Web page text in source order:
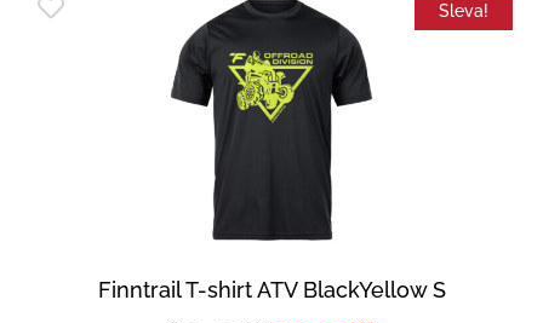
Sleva!
Finntrail T-shirt ATV BlackYellow S